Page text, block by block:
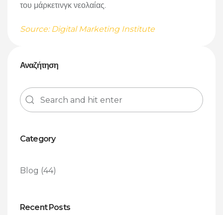
του μάρκετινγκ νεολαίας.
Source: Digital Marketing Institute
Αναζήτηση
Category
Blog (44)
Recent Posts